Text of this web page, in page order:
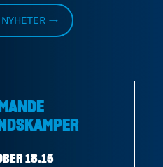
NYHETER →
18.15